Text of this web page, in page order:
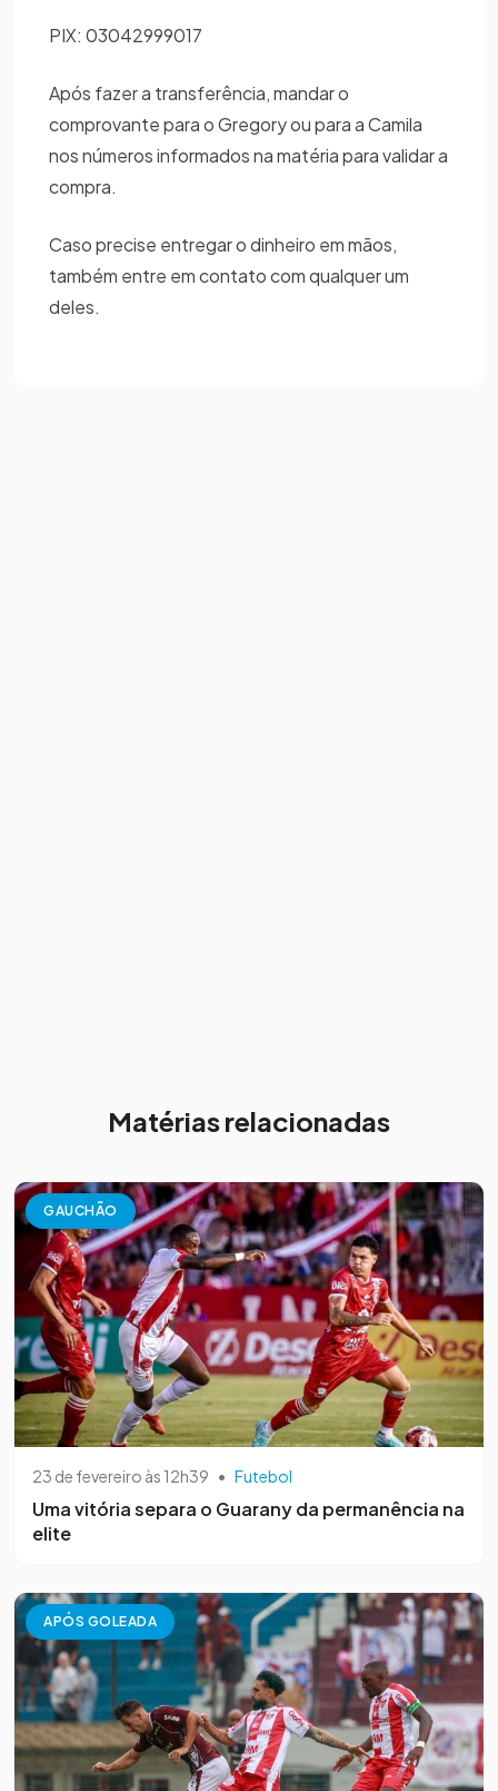
PIX: 03042999017
Após fazer a transferência, mandar o
comprovante para o Gregory ou para a Camila
nos números informados na matéria para validar a
compra.
Caso precise entregar o dinheiro em mãos,
também entre em contato com qualquer um
deles.
Matérias relacionadas
GAUCHÃO
23 de fevereiro às 12h39 • Futebol
Uma vitória separa o Guarany da permanência na
elite
APÓS GOLEADA